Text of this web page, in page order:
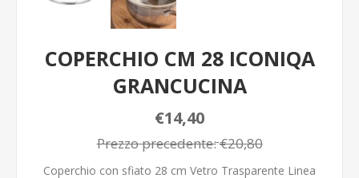
COPERCHIO CM 28 ICONIQA
GRANCUCINA
€14,40
Prezzo precedente:€20,80
Coperchio con sfiato 28 cm Vetro Trasparente Linea